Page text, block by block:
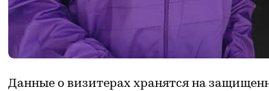
Данные о визитерах хранятся на